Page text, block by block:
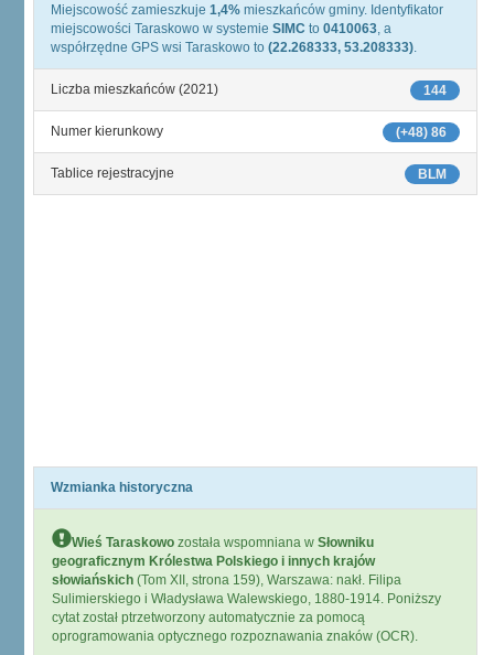
Miejscowość zamieszkuje 1,4% mieszkańców gminy. Identyfikator
miejscowości Taraskowo w systemie SIMC to 0410063, a
współrzędne GPS wsi Taraskowo to (22.268333, 53.208333).
144
Liczba mieszkańców (2021)
(+48) 86
Numer kierunkowy
BLM
Tablice rejestracyjne
Wzmianka historyczna
Wieś Taraskowo została wspomniana w Słowniku
geograficznym Królestwa Polskiego i innych krajów
słowiańskich (Tom XII, strona 159), Warszawa: nakł. Filipa
Sulimierskiego i Władysława Walewskiego, 1880-1914. Poniższy
cytat został ptrzetworzony automatycznie za pomocą
oprogramowania optycznego rozpoznawania znaków (OCR).